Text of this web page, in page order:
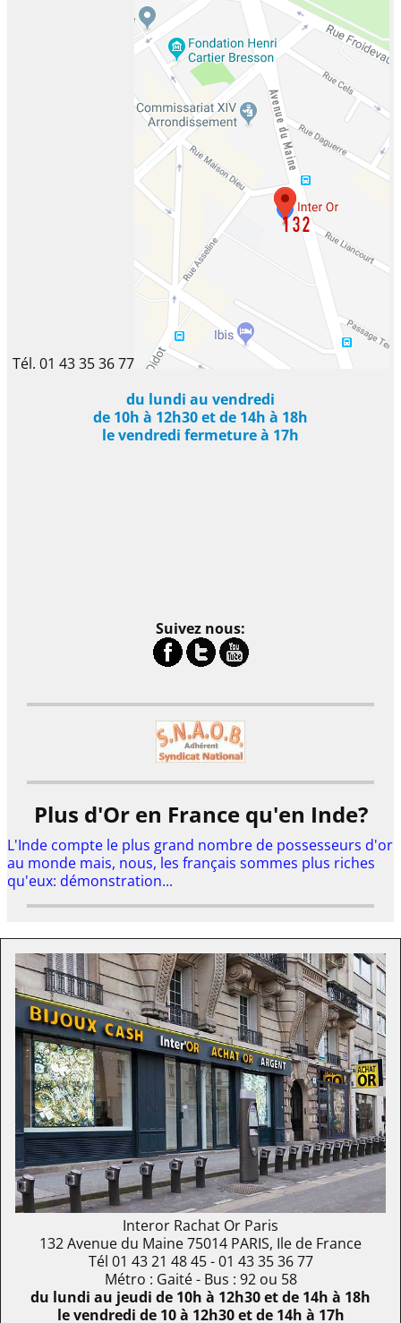
Tél. 01 43 35 36 77
du lundi au vendredi
de 10h à 12h30 et de 14h à 18h
le vendredi fermeture à 17h
Suivez nous:
Plus d'Or en France qu'en Inde?
L'Inde compte le plus grand nombre de possesseurs d'or
au monde mais, nous, les français sommes plus riches
qu'eux: démonstration...
Interor Rachat Or Paris
132 Avenue du Maine75014 PARIS, Ile de France
Tél 01 43 21 48 45- 01 43 35 36 77
Métro : Gaité - Bus : 92 ou 58
du lundi au jeudi de 10h à 12h30 et de 14h à 18h
le vendredi de 10 à 12h30 et de 14h à 17h